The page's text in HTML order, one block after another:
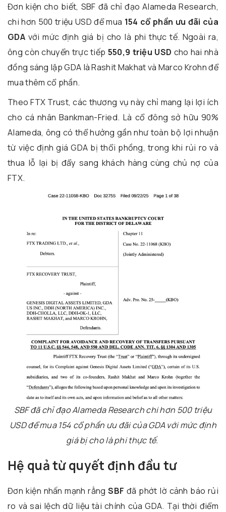
Đơn kiện cho biết, SBF đã chỉ đạo Alameda Research,
chi hơn 500 triệu USD để mua 154 cổ phần ưu đãi của
GDAvới mức định giá bị cho là phi thực tế. Ngoài ra,
ông còn chuyển trực tiếp 550,9 triệu USD cho hai nhà
đồng sáng lập GDA là Rashit Makhat và Marco Krohn để
mua thêm cổ phần.
Theo FTX Trust, các thương vụ này chỉ mang lại lợi ích
cho cá nhân Bankman-Fried. Là cổ đông sở hữu 90%
Alameda, ông có thể hưởng gần như toàn bộ lợi nhuận
từ việc định giá GDA bị thổi phồng, trong khi rủi ro và
thua lỗ lại bị đẩy sang khách hàng cùng chủ nợ của
FTX.
SBF đã chỉ đạo Alameda Research chi hơn 500 triệu
USD để mua 154 cổ phần ưu đãi của GDA với mức định
giá bị cho là phi thực tế.
Hệ quả từ quyết định đầu tư
Đơn kiện nhấn mạnh rằngSBF đã phớt lờ cảnh báo rủi
ro và sai lệch dữ liệu tài chính của GDA. Tại thời điểm